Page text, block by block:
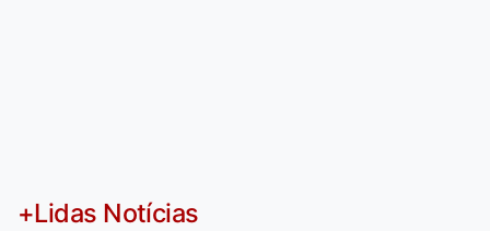
+Lidas Notícias